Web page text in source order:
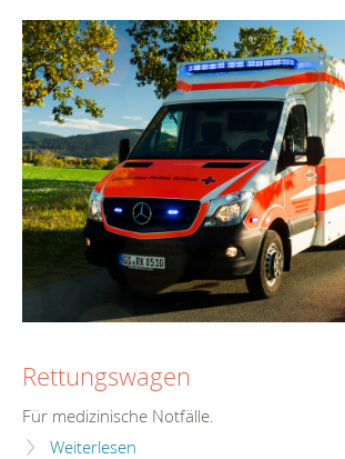
Rettungswagen
Für medizinische Notfälle.
Weiterlesen